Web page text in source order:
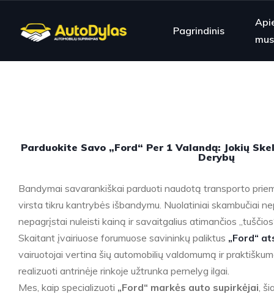
Pagrindinis
mus
Parduokite Savo „Ford“ Per 1 Valandą: Jokių
Derybų
Bandymai savarankiškai parduoti naudotą transporto
virsta tikru kantrybės išbandymu. Nuolatiniai skambučiai
nepagrįstai nuleisti kainą ir savaitgalius atimančios
Skaitant įvairiuose forumuose savininkų paliktus „Ford“
vairuotojai vertina šių automobilių valdomumą ir
realizuoti antrinėje rinkoje užtrunka pernelyg ilgai.
Mes, kaip specializuoti „Ford“ markės auto supirkėjai,